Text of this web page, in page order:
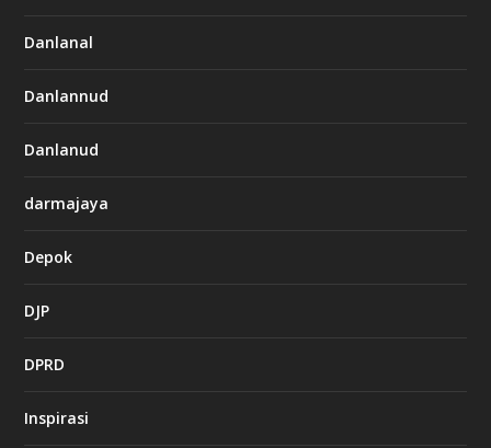
Danlanal
Danlannud
Danlanud
darmajaya
Depok
DJP
DPRD
Inspirasi